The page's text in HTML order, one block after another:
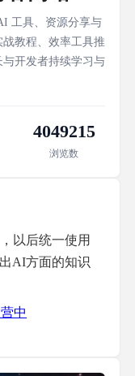
工具、资源分享与
教程、效率工具推
开发者持续学习与
4049215
浏览数
以后统一使用
AI方面的知识
中